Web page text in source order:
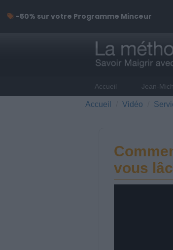
Accueil Jean-
Accueil Vidéo
vous
-50% sur votre Programme Minceur